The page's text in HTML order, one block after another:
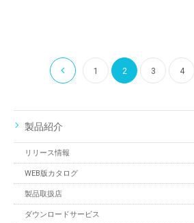
1 2 3 4
製品紹介
リリース情報
WEB版カタログ
製品取扱店
ダウンロードサービス